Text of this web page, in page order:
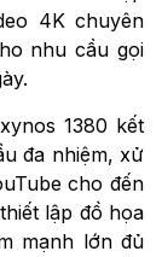
4K chuyên
nhu cầu gọi
1380 kết
đa nhiệm, xử
cho đến
lập đồ họa
mạnh lớn đủ